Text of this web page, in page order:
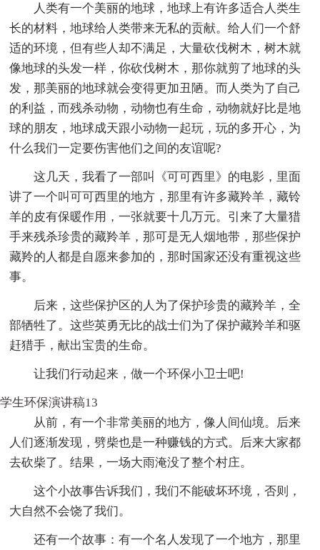
人类有一个美丽的地球，地球上有许多适合人类生
长的材料，地球给人类带来无私的贡献。给人们一个舒
适的环境，但有些人却不满足，大量砍伐树木，树木就
像地球的头发一样，你砍伐树木，那你就剪了地球的头
发，那美丽的地球就会变得更加丑陋。而人类为了自己
的利益，而残杀动物，动物也有生命，动物就好比是地
球的朋友，地球成天跟小动物一起玩，玩的多开心，为
什么我们一定要伤害他们之间的友谊呢?
这几天，我看了一部叫《可可西里》的电影，里面
讲了一个叫可可西里的地方，那里有许多藏羚羊，藏铃
羊的皮有保暖作用，一张就要十几万元。引来了大量猎
手来残杀珍贵的藏羚羊，那可是无人烟地带，那些保护
藏羚的人都是自愿来参加的，那时国家还没有重视这些
事。
后来，这些保护区的人为了保护珍贵的藏羚羊，全
部牺牲了。这些英勇无比的战士们为了保护藏羚羊和驱
赶猎手，献出宝贵的生命。
让我们行动起来，做一个环保小卫士吧!
学生环保演讲稿13
从前，有一个非常美丽的地方，像人间仙境。后来
人们逐渐发现，劈柴也是一种赚钱的方式。后来大家都
去砍柴了。结果，一场大雨淹没了整个村庄。
这个小故事告诉我们，我们不能破坏环境，否则，
大自然不会饶了我们。
还有一个故事：有一个名人发现了一个地方，那里